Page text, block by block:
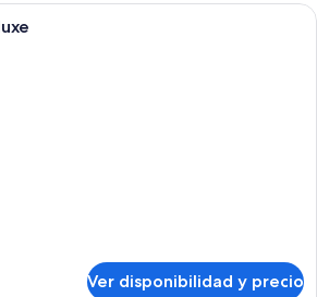
Una habitación de hotel moderna
Ver disponibilidad y precio